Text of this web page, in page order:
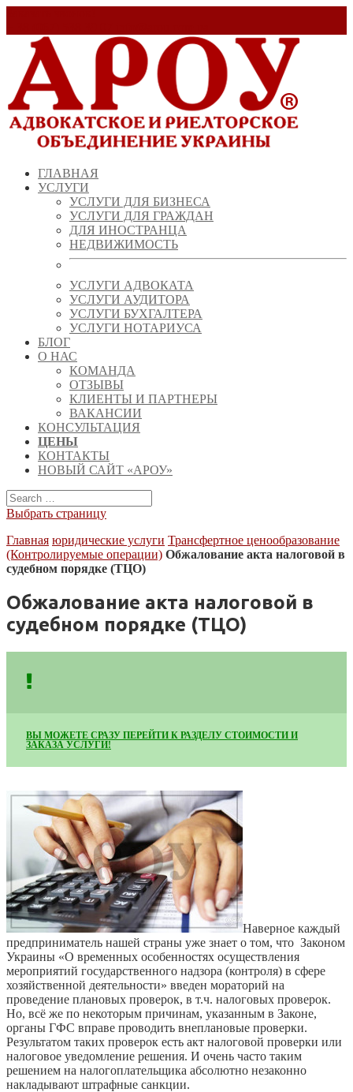
ГЛАВНАЯ
УСЛУГИ
УСЛУГИ ДЛЯ БИЗНЕСА
УСЛУГИ ДЛЯ ГРАЖДАН
ДЛЯ ИНОСТРАНЦА
НЕДВИЖИМОСТЬ
УСЛУГИ АДВОКАТА
УСЛУГИ АУДИТОРА
УСЛУГИ БУХГАЛТЕРА
УСЛУГИ НОТАРИУСА
БЛОГ
О НАС
КОМАНДА
ОТЗЫВЫ
КЛИЕНТЫ И ПАРТНЕРЫ
ВАКАНСИИ
КОНСУЛЬТАЦИЯ
ЦЕНЫ
КОНТАКТЫ
НОВЫЙ САЙТ «АРОУ»
Выбрать страницу
Главная юридические услуги Трансфертное ценообразование
(Контролируемые операции) Обжалование акта налоговой в
судебном порядке (ТЦО)
Обжалование акта налоговой в
судебном порядке (ТЦО)
ВЫ МОЖЕТЕ СРАЗУ ПЕРЕЙТИ К РАЗДЕЛУ СТОИМОСТИ И
ЗАКАЗА УСЛУГИ!
Наверное каждый
предприниматель нашей страны уже знает о том, что Законом
Украины «О временных особенностях осуществления
мероприятий государственного надзора (контроля) в сфере
хозяйственной деятельности» введен мораторий на
проведение плановых проверок, в т.ч. налоговых проверок.
Но, всё же по некоторым причинам, указанным в Законе,
органы ГФС вправе проводить внеплановые проверки.
Результатом таких проверок есть акт налоговой проверки или
налоговое уведомление решения. И очень часто таким
решением на налогоплательщика абсолютно незаконно
накладывают штрафные санкции.